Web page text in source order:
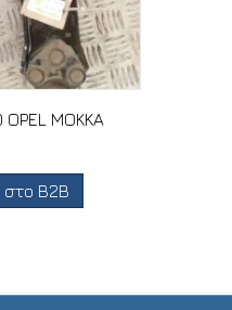
MOKKA
B2B